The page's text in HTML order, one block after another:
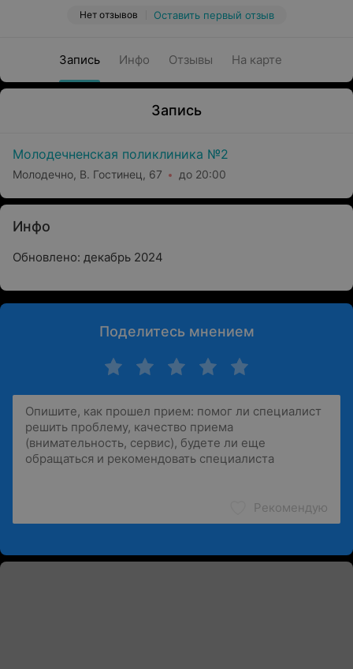
Нет отзывов Оставить первый отзыв
Запись Инфо Отзывы На карте
Запись
Молодечненская поликлиника №2
Молодечно, В. Гостинец, 67 до 20:00
Инфо
Обновлено: декабрь 2024
Поделитесь мнением
Рекомендую